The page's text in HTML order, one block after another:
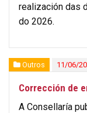
realización das
do 2026.
Outros 11/06/
Corrección de
A Consellaría